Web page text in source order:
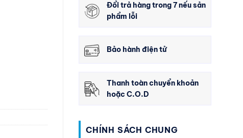
Đổi trả hàng trong 7 nếu sản
phẩm lỗi
Bảo hành điện tử
Thanh toàn chuyển khoản
hoặc C.O.D
CHÍNH SÁCH CHUNG